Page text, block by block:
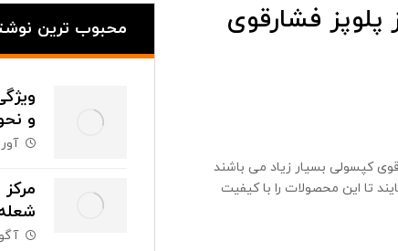
پلوپز فشارقوی
کپسولی بسیار زیاد می باشند
تا این محصولات را با کیفیت
محبوب ترین
و
آوریل